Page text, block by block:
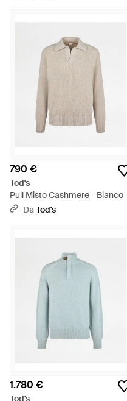
790 €
Tod's
Pull Misto Cashmere - Bianco
DaTod's
1.780 €
Tod's